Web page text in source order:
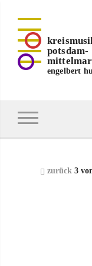
potsdam-
engelbert
zurück3